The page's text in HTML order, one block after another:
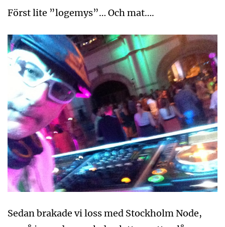
Först lite ”logemys”… Och mat….
Sedan brakade vi loss med Stockholm Node,